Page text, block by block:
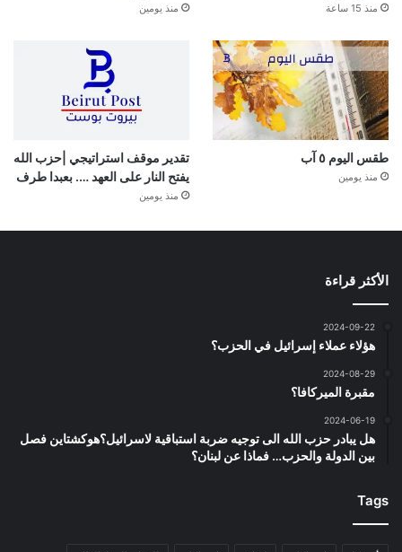
منذ 15 ساعة منذ يومين
طقس اليوم ٥ آب
منذ يومين
تقدير موقف استراتيجي |حزب الله
يفتح النار على العهد …. بعبدا طرف
منذ يومين
الأكثر قراءة
2024-09-22
هؤلاء عملاء إسرائيل في الحزب؟
2024-08-29
مقبرة الميركافا؟
2024-06-19
هل يبادر حزب الله الى توجيه ضربة استباقية لاسرائيل؟هوكشتاين فصل
بين الدولة والحزب… فماذا عن لبنان؟
Tags